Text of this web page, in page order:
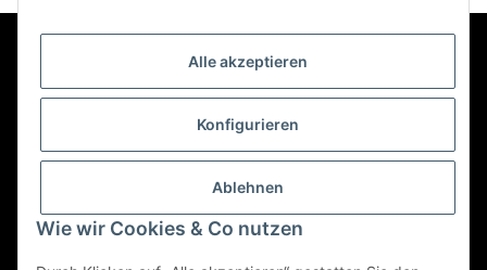
Alle akzeptieren
Konfigurieren
Ablehnen
Wie wir Cookies & Co nutzen
Mehr über